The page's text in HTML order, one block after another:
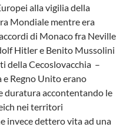
alla vigilia della
Mondiale mentre era
di Monaco fra Neville
Hitler e Benito Mussolini
della Cecoslovacchia –
e Regno Unito erano
duratura accontentando le
nei territori
invece dettero vita ad una